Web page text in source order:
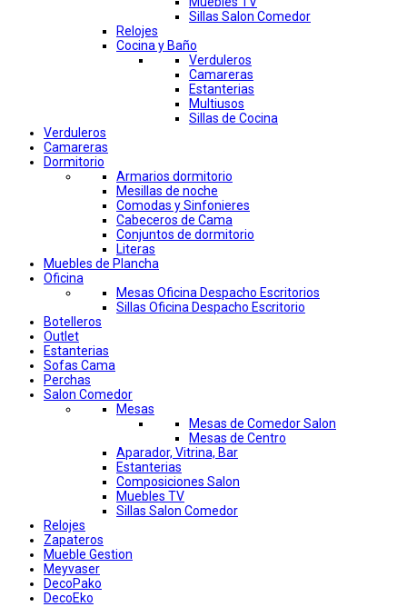
Sillas Salon Comedor
Relojes
Cocina y Baño
Verduleros
Camareras
Estanterias
Multiusos
Sillas de Cocina
Verduleros
Camareras
Dormitorio
Armarios dormitorio
Mesillas de noche
Comodas y Sinfonieres
Cabeceros de Cama
Conjuntos de dormitorio
Literas
Muebles de Plancha
Oficina
Mesas Oficina Despacho Escritorios
Sillas Oficina Despacho Escritorio
Botelleros
Outlet
Estanterias
Sofas Cama
Perchas
Salon Comedor
Mesas
Mesas de Comedor Salon
Mesas de Centro
Aparador, Vitrina, Bar
Estanterias
Composiciones Salon
Muebles TV
Sillas Salon Comedor
Relojes
Zapateros
Mueble Gestion
Meyvaser
DecoPako
DecoEko